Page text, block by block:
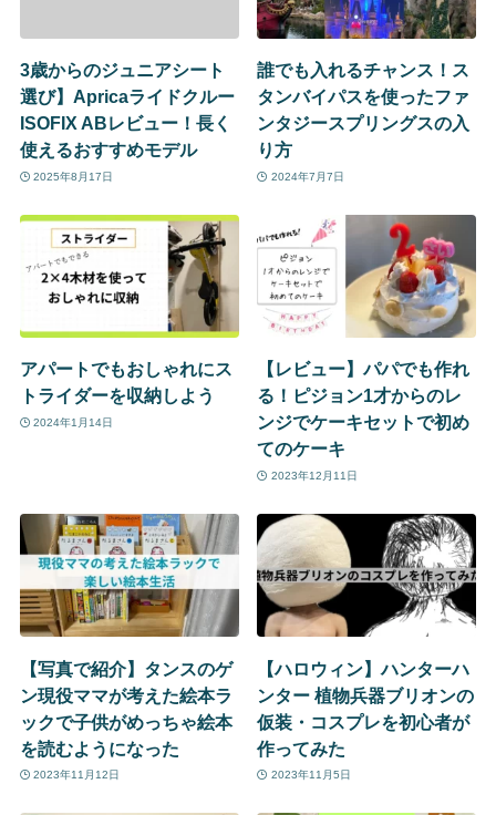
3歳からのジュニアシート
選び】Apricaライドクルー
ISOFIX ABレビュー！長く
使えるおすすめモデル
2025年8月17日
誰でも入れるチャンス！ス
タンバイパスを使ったファ
ンタジースプリングスの入
り方
2024年7月7日
アパートでもおしゃれにス
トライダーを収納しよう
2024年1月14日
【レビュー】パパでも作れ
る！ピジョン1才からのレ
ンジでケーキセットで初め
てのケーキ
2023年12月11日
【写真で紹介】タンスのゲ
ン現役ママが考えた絵本ラ
ックで子供がめっちゃ絵本
を読むようになった
2023年11月12日
【ハロウィン】ハンターハ
ンター 植物兵器ブリオンの
仮装・コスプレを初心者が
作ってみた
2023年11月5日